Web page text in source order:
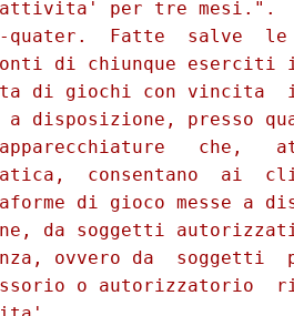
per tre mesi.".
quater.  Fatte  salve
di chiunque eserciti
di giochi con vincita
a disposizione, presso
che,
consentano  ai
di gioco messe a
da soggetti
ovvero da  soggetti
o autorizzatorio